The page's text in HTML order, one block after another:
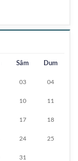
Sâm Dum
03 04
10 11
17 18
24 25
31